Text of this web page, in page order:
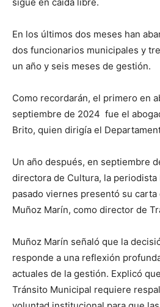
sigue en caída libre.
En los últimos dos meses han
dos funcionarios municipales y
un año y seis meses de gestión.
Como recordarán, el primero en
septiembre de 2024 fue el
Brito, quien dirigía el
Un año después, en septiembre
directora de Cultura, la periodista
pasado viernes presentó su
Muñoz Marín, como director de
Muñoz Marín señaló que la
responde a una reflexión
actuales de la gestión. Explicó
Tránsito Municipal requiere